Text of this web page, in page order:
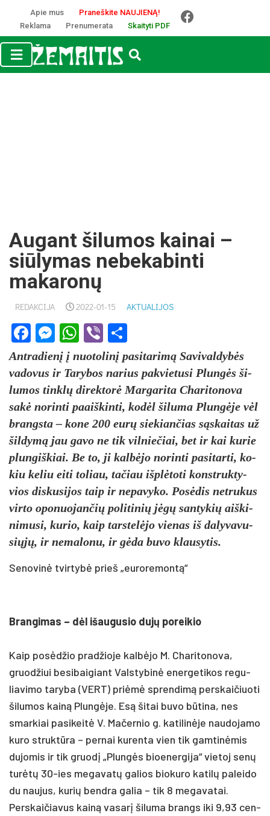
Apie mus
Praneškite NAUJIENĄ!
Reklama
Prenumerata Skaityti PDF
Augant šilumos kainai –
siūlymas nebekabinti
makaronų
REDAKCIJA 2022-01-15 AKTUALIJOS
Facebook
Messenger
WhatsApp
Viber
Ant­ra­dienį į nuo­to­linį pa­si­ta­rimą Sa­vi­val­dybės
va­do­vus ir Ta­ry­bos na­rius pa­kvie­tu­si Plungės ši­
lu­mos tinklų di­rek­torė Mar­ga­ri­ta Cha­ri­to­no­va
sakė no­rin­ti paaiš­kin­ti, kodėl ši­lu­ma Plungė­je vėl
brangs­ta – ko­ne 200 eurų sie­kian­čias sąskai­tas už
šil­dymą jau ga­vo ne tik vil­nie­čiai, bet ir kai ku­rie
plun­giš­kiai. Be to, ji kalbė­jo no­rin­ti pa­si­tar­ti, ko­
kiu ke­liu ei­ti to­liau, ta­čiau išplė­to­ti konst­ruk­ty­
vios dis­ku­si­jos taip ir ne­pa­vy­ko. Posė­dis ne­tru­kus
vir­to opo­nuo­jan­čių po­li­ti­nių jėgų san­ty­kių aiš­ki­
ni­mu­si, ku­rio, kaip tars­telė­jo vie­nas iš da­ly­va­vu­
siųjų, ir ne­ma­lo­nu, ir gėda bu­vo klau­sy­tis.
Senovinė tvirtybė prieš „euroremontą“
Bran­gi­mas – dėl išau­gu­sio dujų po­rei­kio
Kaip po­sėdžio pra­džio­je kalbė­jo M. Cha­ri­to­no­va,
gruod­žiui be­si­bai­giant Vals­ty­binė ener­ge­ti­kos re­gu­
lia­vi­mo ta­ry­ba (VERT) pri­ėmė spren­dimą per­skai­čiuo­ti
ši­lu­mos kainą Plungė­je. Esą ši­tai bu­vo būti­na, nes
smar­kiai pa­si­keitė V. Ma­čer­nio g. ka­ti­linė­je nau­do­ja­mo
ku­ro struktū­ra – per­nai ku­ren­ta vien tik gam­tinė­mis
du­jo­mis ir tik gruodį „Plungės bioe­ner­gi­ja“ vie­toj senų
turėtų 30-ies me­ga­vatų ga­lios bio­ku­ro ka­tilų pa­lei­do
du nau­jus, ku­rių bend­ra ga­lia – tik 8 me­ga­va­tai.
Pers­kai­čia­vus kainą va­sarį ši­lu­ma brangs iki 9,93 cen­